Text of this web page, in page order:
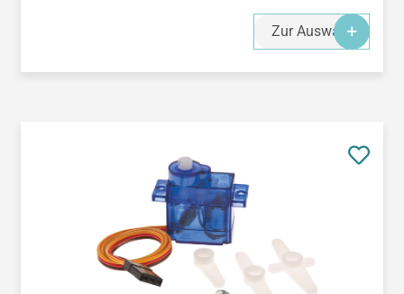
Zur Auswahl